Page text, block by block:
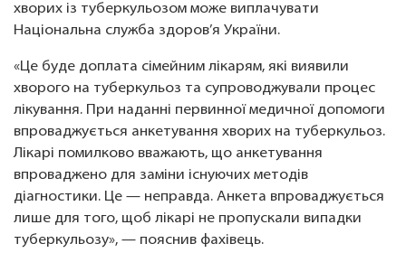
хворих із туберкульозом може виплачувати
Національна служба здоров’я України.
«Це буде доплата сімейним лікарям, які виявили
хворого на туберкульоз та супроводжували процес
лікування. При наданні первинної медичної допомоги
впроваджується анкетування хворих на туберкульоз.
Лікарі помилково вважають, що анкетування
впроваджено для заміни існуючих методів
діагностики. Це — неправда. Анкета впроваджується
лише для того, щоб лікарі не пропускали випадки
туберкульозу», — пояснив фахівець.